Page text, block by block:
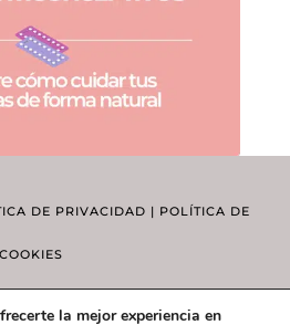
DE PRIVACIDAD POLÍTICA DE
COOKIES
LEÓN 2021
la mejor experiencia en